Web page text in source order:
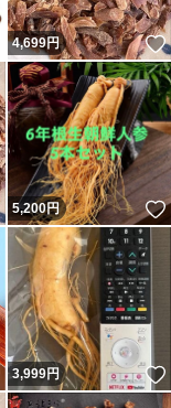
いいね！
4,699円
いいね！
5,200円
いいね！
3,999円